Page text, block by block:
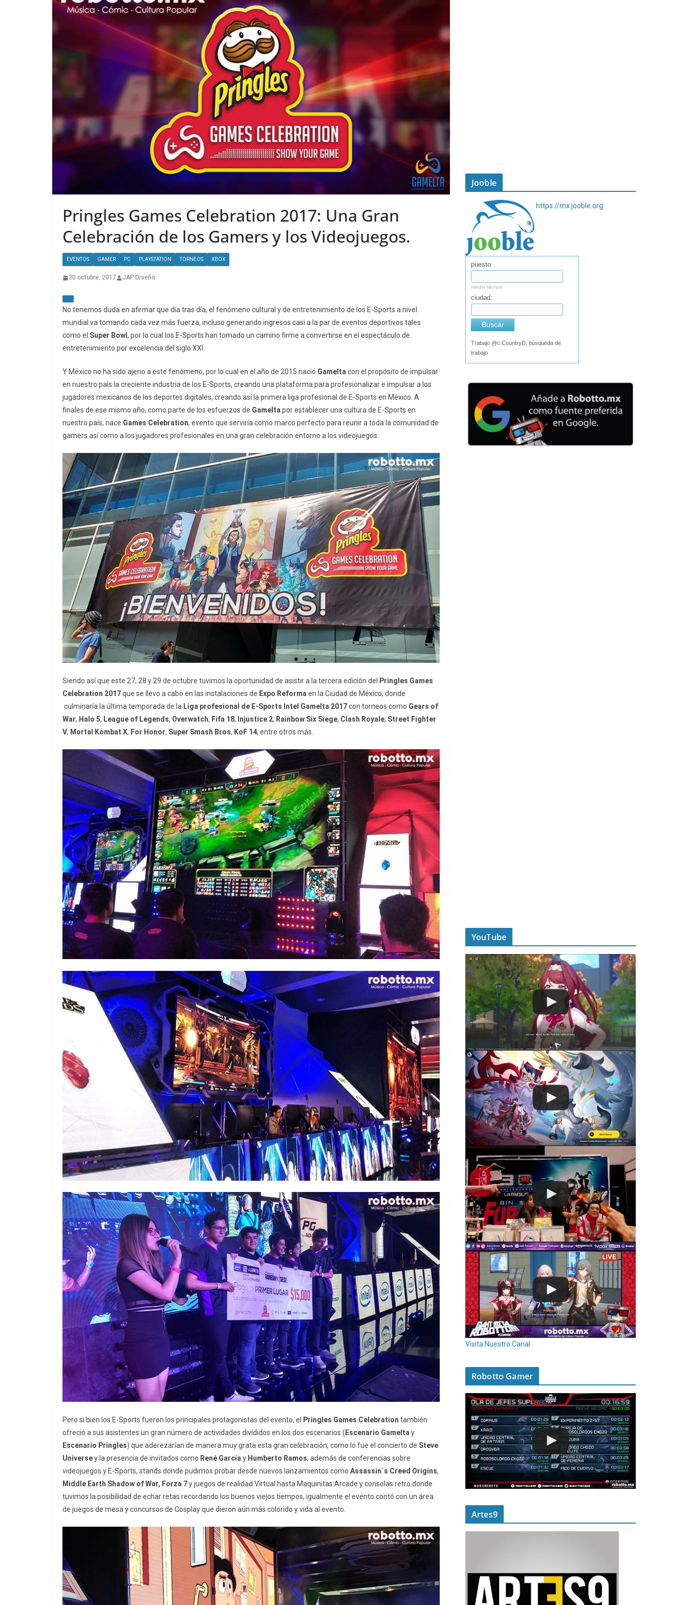
Pringles Games Celebration 2017: Una Gran
Celebración de los Gamers y los Videojuegos.
EVENTOS GAMER PC PLAYSTATION TORNEOS XBOX
30 octubre, 2017 JAP Diseño
No tenemos duda en afirmar que día tras día, el fenómeno cultural y de entretenimiento de los E-Sports a nivel
mundial va tomando cada vez más fuerza, incluso generando ingresos casi a la par de eventos deportivos tales
como el Super Bowl , por lo cual los E-Sports han tomado un camino firme a convertirse en el espectáculo de
entretenimiento por excelencia del siglo XXI.
Y México no ha sido ajeno a este fenómeno, por lo cual en el año de 2015 nació Gamelta con el propósito de impulsar
en nuestro país la creciente industria de los E-Sports, creando una plataforma para profesionalizar e impulsar a los
jugadores mexicanos de los deportes digitales, creando así la primera liga profesional de E-Sports en México. A
finales de ese mismo año, como parte de los esfuerzos de Gamelta por establecer una cultura de E-Sports en
nuestro país, nace Games Celebration, evento que serviría como marco perfecto para reunir a toda la comunidad de
gamers así como a los jugadores profesionales en una gran celebración entorno a los videojuegos.
Siendo así que este 27, 28 y 29 de octubre tuvimos la oportunidad de asistir a la tercera edición del
Pringles Games
Celebration 2017que se llevo a cabo en las instalaciones de Expo Reforma en la Ciudad de México, donde
culminaría la última temporada de la Liga profesional de E-Sports Intel Gamelta 2017con torneos como Gears of
War, Halo 5, League of Legends, Overwatch, Fifa 18, Injustice 2, Rainbow Six Siege, Clash Royale, Street Fighter
V, Mortal Kombat X, For Honor, Super Smash Bros, KoF 14, entre otros más.
Pero si bien los E-Sports fueron los principales protagonistas del evento, el Pringles Games Celebration también
ofreció a sus asistentes un gran número de actividades divididos en los dos escenarios ( Escenario Gamelta y
Escenario Pringles) que aderezarían de manera muy grata esta gran celebración, como lo fue el concierto de Steve
Universey la presencia de invitados como René García y Humberto Ramos, además de conferencias sobre
videojuegos y E-Sports, stands donde pudimos probar desde nuevos lanzamientos como Assassin´s Creed Origins,
Middle Earth Shadow of War, Forza 7y juegos de realidad Virtual hasta Maquinitas Arcade y consolas retro donde
tuvimos la posibilidad de echar retas recordando los buenos viejos tiempos, igualmente el evento contó con un área
de juegos de mesa y concursos de Cosplay que dieron aún más colorido y vida al evento.
Jooble
https://mx.jooble.org
puesto:
medio tiempo
ciudad:
Buscar
Trabajo @c:CountryD, búsqueda de
trabajo
YouTube
Visita Nuestro Canal
Robotto Gamer
Artes9